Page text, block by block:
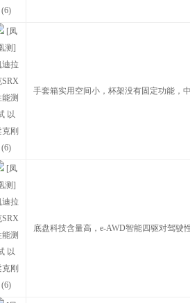
手套箱实用空间小，杯架没有固定功能，
底盘科技含量高，e-AWD智能四驱对驾驶